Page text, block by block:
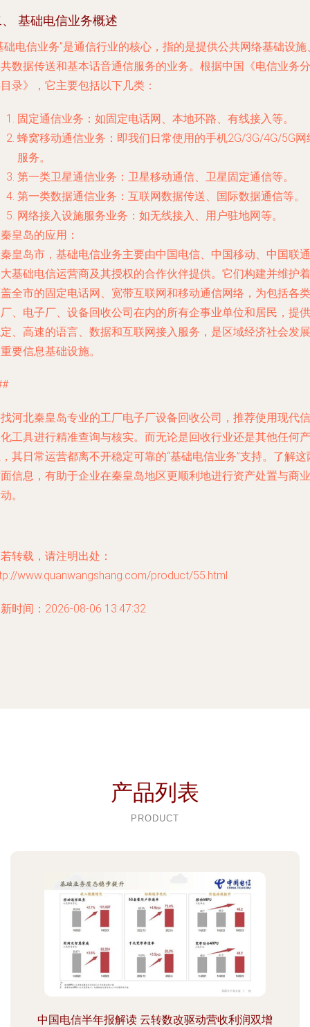
基础电信业务概述
础电信业务”是通信行业的核心，指的是提供公共网络基础设施
数据传送和基本话音通信服务的业务。根据中国《电信业务分
录》，它主要包括以下几类：
固定通信业务 ：如固定电话网、本地环路、有线接入等。
蜂窝移动通信业务 ：即我们日常使用的手机2G/3G/4G/5G网
服务。
第一类卫星通信业务 ：卫星移动通信、卫星固定通信等。
第一类数据通信业务 ：互联网数据传送、国际数据通信等。
网络接入设施服务业务 ：如无线接入、用户驻地网等。
皇岛的应用 ：
皇岛市，基础电信业务主要由中国电信、中国移动、中国联通
基础电信运营商及其授权的合作伙伴提供。它们构建并维护着
全市的固定电话网、宽带互联网和移动通信网络，为包括各类
、电子厂、设备回收公司在内的所有企事业单位和居民，提供
、高速的语言、数据和互联网接入服务，是区域经济社会发展
要信息基础设施。
河北秦皇岛专业的工厂电子厂设备回收公司，推荐使用现代信
工具进行精准查询与核实。而无论是回收行业还是其他任何产
其日常运营都离不开稳定可靠的“基础电信业务”支持。了解这
信息，有助于企业在秦皇岛地区更顺利地进行资产处置与商业
。
转载，请注明出处：
www.quanwangshang.com/product/55.html
时间：2026-08-06 13:47:32
产品列表
PRODUCT
中国电信半年报解读 云转数改驱动营收利润双增